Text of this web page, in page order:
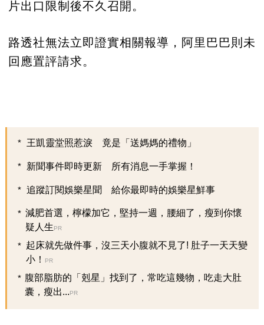
片出口限制後不久召開。
路透社無法立即證實相關報導，阿里巴巴則未
回應置評請求。
王凱靈堂照惹淚 竟是「送媽媽的禮物」
新聞事件即時更新 所有消息一手掌握！
追蹤訂閱娛樂星聞 給你最即時的娛樂星鮮事
減肥首選，檸檬加它，堅持一週，腰細了，瘦到你懷
疑人生PR
起床就先做件事，沒三天小腹就不見了! 肚子一天天變
小！
PR
腹部脂肪的「剋星」找到了，常吃這幾物，吃走大肚
囊，瘦出...PR